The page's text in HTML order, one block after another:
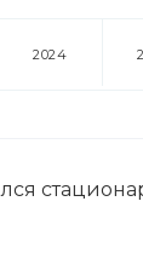
2024